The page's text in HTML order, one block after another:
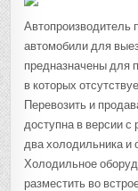
Автопроизводитель
автомобили для
предназначены для
в которых
Перевозить и
доступна в версии
два холодильника и
Холодильное
разместить во